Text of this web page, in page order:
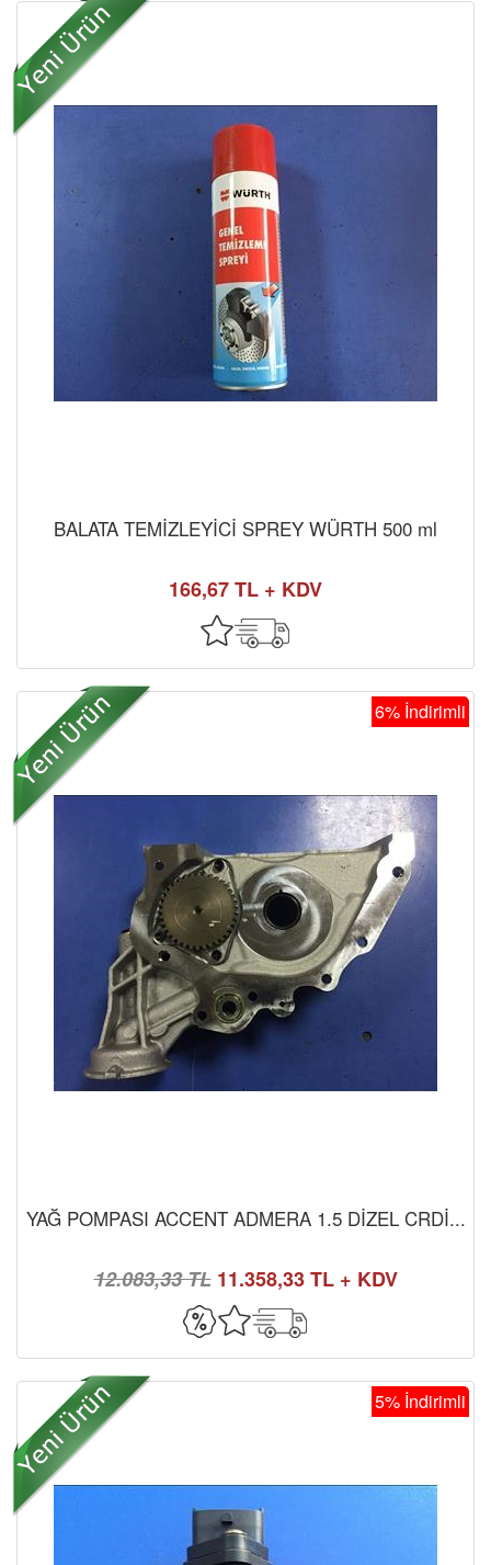
BALATA TEMİZLEYİCİ SPREY WÜRTH 500 ml
166,67 TL + KDV
6% İndirimli
YAĞ POMPASI ACCENT ADMERA 1.5 DİZEL CRDİ...
12.083,33 TL11.358,33 TL + KDV
5% İndirimli